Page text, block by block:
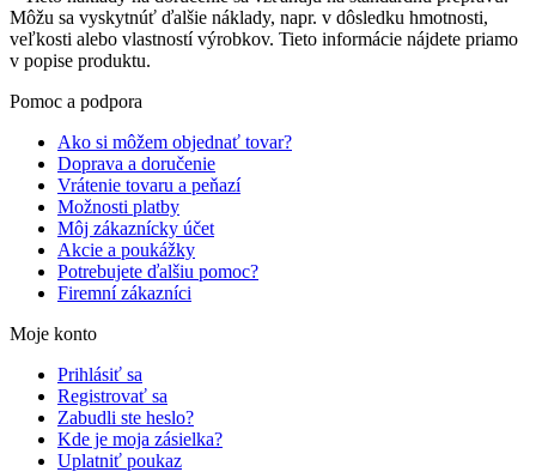
Môžu sa vyskytnúť ďalšie náklady, napr. v dôsledku hmotnosti,
veľkosti alebo vlastností výrobkov. Tieto informácie nájdete priamo
v popise produktu.
Pomoc a podpora
Ako si môžem objednať tovar?
Doprava a doručenie
Vrátenie tovaru a peňazí
Možnosti platby
Môj zákaznícky účet
Akcie a poukážky
Potrebujete ďalšiu pomoc?
Firemní zákazníci
Moje konto
Prihlásiť sa
Registrovať sa
Zabudli ste heslo?
Kde je moja zásielka?
Uplatniť poukaz